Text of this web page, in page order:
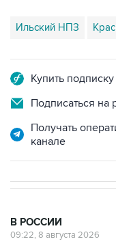
Ильский НПЗ
Купить
Подписаться на
Получать
канале
В РОССИИ
09:22, 8 августа 2026